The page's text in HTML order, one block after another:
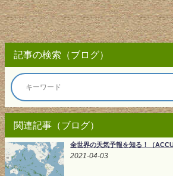
記事の検索（ブログ）
関連記事（ブログ）
全世界の天気予報を知る！（
2021-04-03